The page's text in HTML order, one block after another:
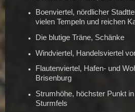
Boenviertel, nördlicher
vielen Tempeln und reichen
Die blutige Träne, Schänke
Windviertel, Handelsviertel
Flautenviertel, Hafen- und
Brisenburg
Strumhöhe, höchster Punkt
Sturmfels